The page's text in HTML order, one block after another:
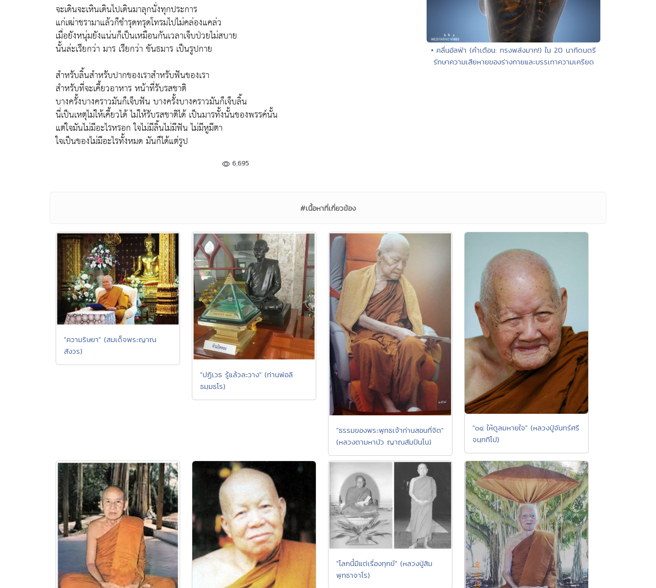
จะเดินจะเหินเดินไปเดินมาลุกนั่งทุกประการ
แก่เฒ่าชรามาแล้วก็ชำรุดทรุดโทรมไปไม่คล่องแคล่ว
เมื่อยังหนุ่มยังแน่นก็เป็นเหมือนกันเวลาเจ็บป่วยไม่สบาย
นั้นล่ะเรียกว่า มาร เรียกว่า ขันธมาร เป็นรูปกาย
สำหรับลิ้นสำหรับปากของเราสำหรับฟันของเรา
สำหรับที่จะเคี้ยวอาหาร หน้าที่รับรสชาติ
บางครั้งบางคราวมันก็เจ็บฟัน บางครั้งบางคราวมันก็เจ็บลิ้น
นี่เป็นเหตุไม่ให้เคี้ยวได้ ไม่ให้รับรสชาติได้ เป็นมารทั้งนั้นของพรรค์นั้น
แต่ใจมันไม่มีอะไรหรอก ใจไม่มีลิ้นไม่มีฟัน ไม่มีหูมีตา
ใจเป็นของไม่มีอะไรทั้งหมด มันก็ได้แต่รูป
6,695
• คลื่นอัลฟ่า (คำเตือน: ทรงพลังมาก!) ใน 20 นาทีดนตรี
รักษาความเสียหายของร่างกายและบรรเทาความเครียด
#เนื้อหาที่เกี่ยวข้อง
"ความริษยา" (สมเด็จพระญาณ
สังวร)
"ปฏิเวธ รู้แล้วละวาง" (ท่านพ่อลี
ธมฺมธโร)
"ธรรมของพระพุทธเจ้าท่านสอนที่จิต"
(หลวงตามหาบัว ญาณสัมปันโน)
"๐๔ ให้ดูลมหายใจ" (หลวงปู่จันทร์ศรี
จนฺททีโป)
"โลกนี้มีแต่เรื่องทุกข์" (หลวงปู่สิม
พุทธาจาโร)